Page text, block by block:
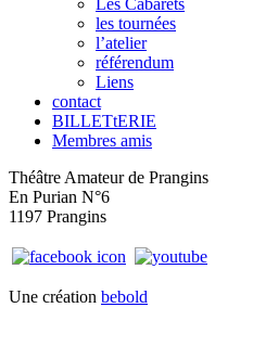
Les Cabarets
les tournées
l’atelier
référendum
Liens
contact
BILLETtERIE
Membres amis
Théâtre Amateur de Prangins
En Purian N°6
1197 Prangins
Une création bebold